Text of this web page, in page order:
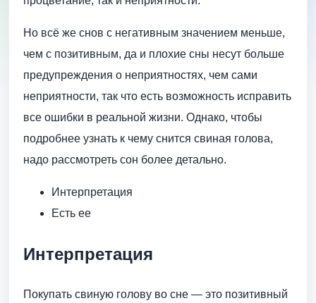
Но всё же снов с негативным значением меньше,
чем с позитивным, да и плохие сны несут больше
предупреждения о неприятностях, чем сами
неприятности, так что есть возможность исправить
все ошибки в реальной жизни. Однако, чтобы
подробнее узнать к чему снится свиная голова,
надо рассмотреть сон более детально.
Интерпретация
Есть ее
Интерпретация
Покупать свиную голову во сне — это позитивный